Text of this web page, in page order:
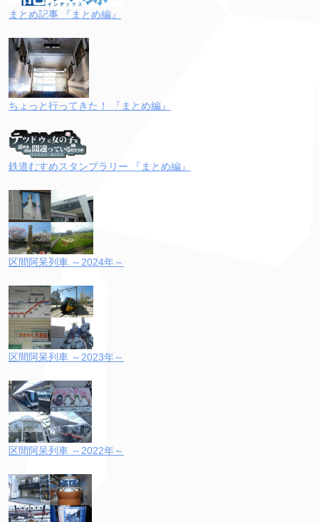
まとめ記事 『まとめ編』
ちょっと行ってきた！ 『まとめ編』
鉄道むすめスタンプラリー 『まとめ編』
区間阿呆列車 ～2024年～
区間阿呆列車 ～2023年～
区間阿呆列車 ～2022年～